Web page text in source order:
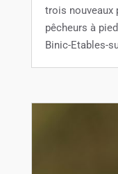
trois nouveaux
pêcheurs à
Binic-Etables-